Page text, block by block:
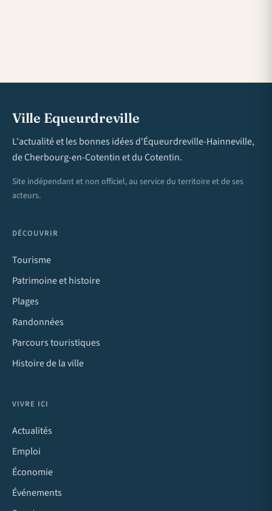
Ville Equeurdreville
L'actualité et les bonnes idées d'Équeurdreville-Hainneville,
de Cherbourg-en-Cotentin et du Cotentin.
Site indépendant et non officiel, au service du territoire et de ses
acteurs.
DÉCOUVRIR
Tourisme
Patrimoine et histoire
Plages
Randonnées
Parcours touristiques
Histoire de la ville
VIVRE ICI
Actualités
Emploi
Économie
Événements